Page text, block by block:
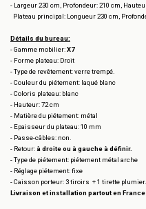
- Largeur 230 cm, Profondeur: 210 cm,
Plateau principal: Longueur 230 cm,
Détails du bureau:
- Gamme mobilier:X7
- Forme plateau: Droit
- Type de revêtement: verre trempé.
- Couleur du piétement: laqué blanc
- Coloris plateau: blanc
- Hauteur: 72 cm
- Matière du piétement: métal
- Epaisseur du plateau: 10 mm
- Passe-câbles: non.
- Retour:à droite ou à gauche à définir.
- Type de piétement: piétement métal arche
- Réglage piétement: fixe
- Caisson porteur: 3 tiroirs + 1 tirette plumier.
Livraison et installation partout en France